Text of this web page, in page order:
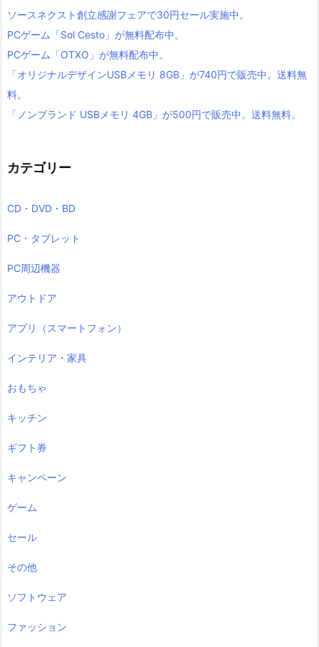
ソースネクスト創立感謝フェアで30円セール実施中。
PCゲーム「Sol Cesto」が無料配布中。
PCゲーム「OTXO」が無料配布中。
「オリジナルデザインUSBメモリ 8GB」が740円で販売中。送料無
料。
「ノンブランド USBメモリ 4GB」が500円で販売中。送料無料。
カテゴリー
CD・DVD・BD
PC・タブレット
PC周辺機器
アウトドア
アプリ（スマートフォン）
インテリア・家具
おもちゃ
キッチン
ギフト券
キャンペーン
ゲーム
セール
その他
ソフトウェア
ファッション